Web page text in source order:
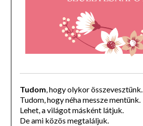
Tudom, hogy olykor összevesztünk.
Tudom, hogy néha messze mentünk.
Lehet, a világot másként látjuk.
De ami közös megtaláljuk.